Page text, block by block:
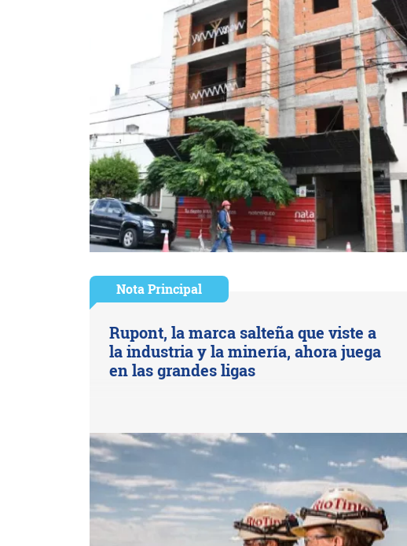
Nota Principal
Rupont, la marca salteña que viste a
la industria y la minería, ahora juega
en las grandes ligas